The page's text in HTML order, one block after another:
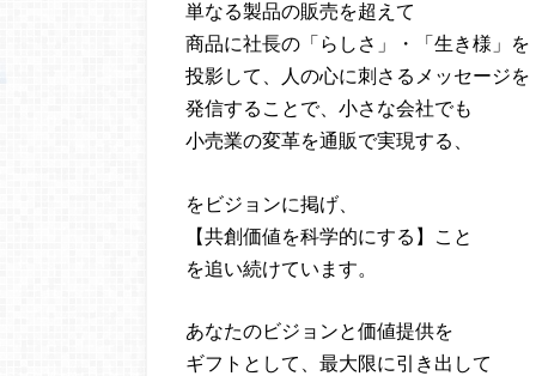
単なる製品の販売を超えて
商品に社長の「らしさ」・「生き様」を
投影して、人の心に刺さるメッセージを
発信することで、小さな会社でも
小売業の変革を通販で実現する、
をビジョンに掲げ、
【共創価値を科学的にする】こと
を追い続けています。
あなたのビジョンと価値提供を
ギフトとして、最大限に引き出して